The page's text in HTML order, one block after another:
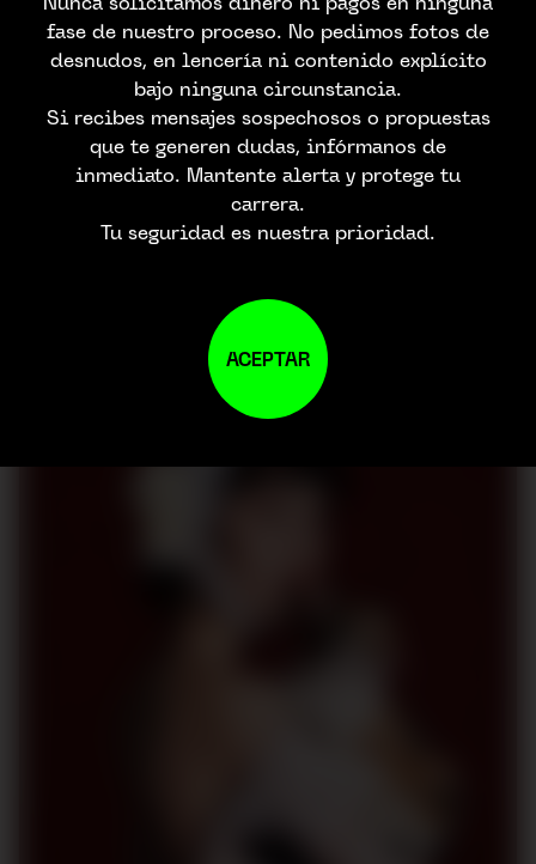
fase de nuestro proceso. No pedimos fotos de
desnudos, en lencería ni contenido explícito
bajo ninguna circunstancia.
Si recibes mensajes sospechosos o propuestas
que te generen dudas, infórmanos de
inmediato. Mantente alerta y protege tu
carrera.
Tu seguridad es nuestra prioridad.
ACEPTAR